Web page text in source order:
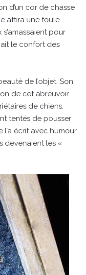
d’un cor de chasse
attira une foule
pour
le confort des
de l’objet. Son
de cet abreuvoir
de chiens,
tentés de pousser
l’a écrit avec humour
devenaient les «